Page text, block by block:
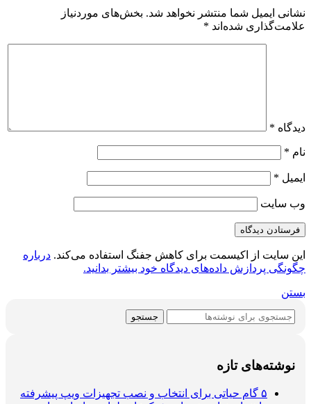
نشانی ایمیل شما منتشر نخواهد شد. بخش‌های موردنیاز
علامت‌گذاری شده‌اند *
دیدگاه *
نام *
ایمیل *
وب‌ سایت
این سایت از اکیسمت برای کاهش جفنگ استفاده می‌کند. درباره
چگونگی پردازش داده‌های دیدگاه خود بیشتر بدانید.
بستن
جستجو
نوشته‌های تازه
۵ گام حیاتی برای انتخاب و نصب تجهیزات ویپ پیشرفته